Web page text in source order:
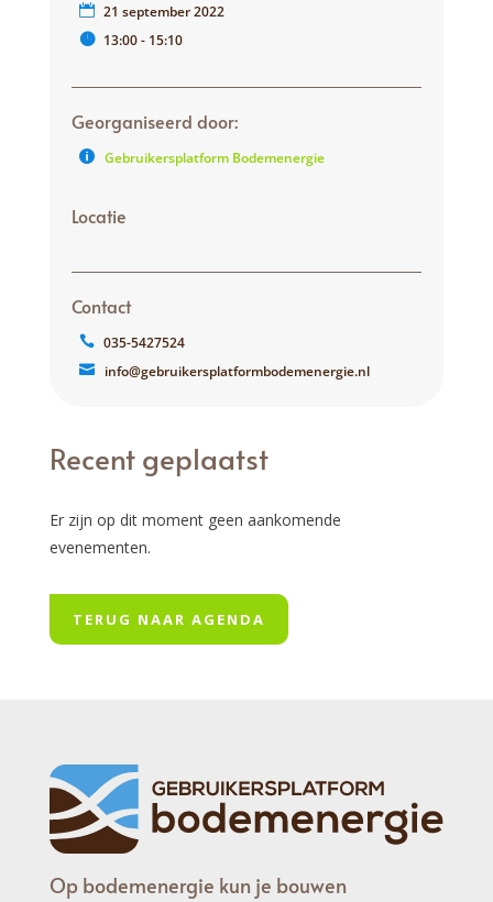
21 september 2022
13:00 - 15:10
Georganiseerd door:
Gebruikersplatform Bodemenergie
Locatie
Contact
035-5427524
info@gebruikersplatformbodemenergie.nl
Recent geplaatst
Er zijn op dit moment geen aankomende
evenementen.
TERUG NAAR AGENDA
Op bodemenergie kun je bouwen